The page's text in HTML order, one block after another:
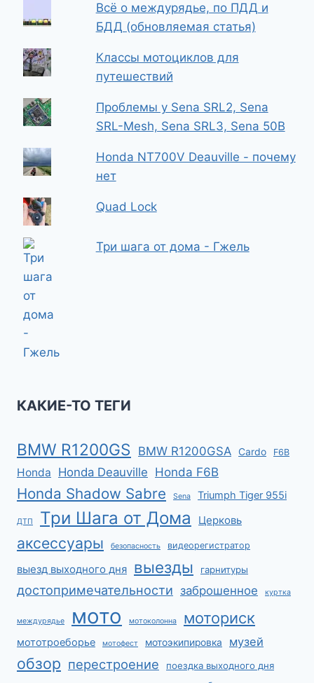
Всё о междурядье, по ПДД и
БДД (обновляемая статья)
Классы мотоциклов для
путешествий
Проблемы у Sena SRL2, Sena
SRL-Mesh, Sena SRL3, Sena 50B
Honda NT700V Deauville - почему
нет
Quad Lock
Три шага от дома - Гжель
КАКИЕ-ТО ТЕГИ
BMW R1200GS BMW R1200GSA Cardo F6B
Honda Honda Deauville Honda F6B
Honda Shadow Sabre Sena Triumph Tiger 955i
ДТП Три Шага от Дома Церковь
аксессуары безопасность видеорегистратор
выезд выходного дня выезды гарнитуры
достопримечательности заброшенное куртка
междурядье мото мотоколонна моториск
мототроеборье мотофест мотоэкипировка музей
обзор перестроение поездка выходного дня